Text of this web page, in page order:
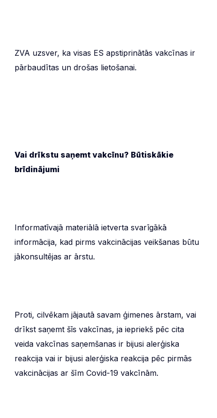
ZVA uzsver, ka visas ES apstiprinātās vakcīnas ir
pārbaudītas un drošas lietošanai.
Vai drīkstu saņemt vakcīnu? Būtiskākie
brīdinājumi
Informatīvajā materiālā ietverta svarīgākā
informācija, kad pirms vakcinācijas veikšanas būtu
jākonsultējas ar ārstu.
Proti, cilvēkam jājautā savam ģimenes ārstam, vai
drīkst saņemt šīs vakcīnas, ja iepriekš pēc cita
veida vakcīnas saņemšanas ir bijusi alerģiska
reakcija vai ir bijusi alerģiska reakcija pēc pirmās
vakcinācijas ar šīm Covid-19 vakcīnām.